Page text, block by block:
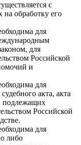
с
на обработку его
для
для
Российской
и
для
акта, акта
подлежащих
Российской
для
либо